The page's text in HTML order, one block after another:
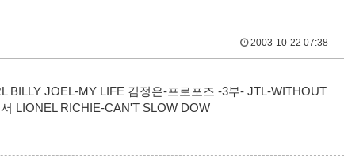
2003-10-22 07:38
JOEL-MY LIFE 김정은-프로포즈 -3부- JTL-WITHOUT
LIONEL RICHIE-CAN'T SLOW DOW